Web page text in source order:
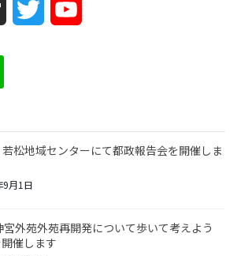
o
t
u
C
松地域センターにて都政報告会を開催しま
9月1日
外苑外苑再開発について歩いて考えよう
催します